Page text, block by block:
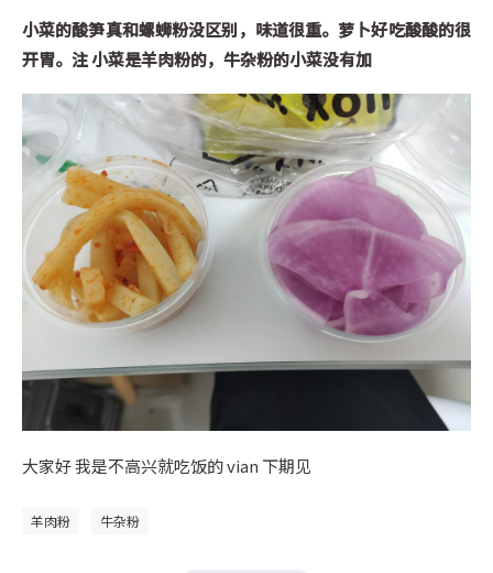
小菜的酸笋真和螺蛳粉没区别，味道很重。萝卜好吃酸酸的很
开胃。注 小菜是羊肉粉的，牛杂粉的小菜没有加
大家好 我是不高兴就吃饭的 vian 下期见
羊肉粉 牛杂粉